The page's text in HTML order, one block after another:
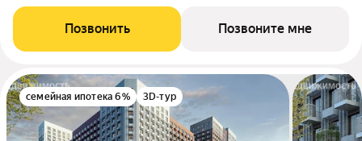
Позвонить Позвоните мне
семейная ипотека 6% 3D-тур